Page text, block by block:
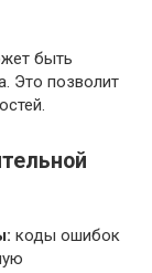
быть
Это позволит
коды ошибок